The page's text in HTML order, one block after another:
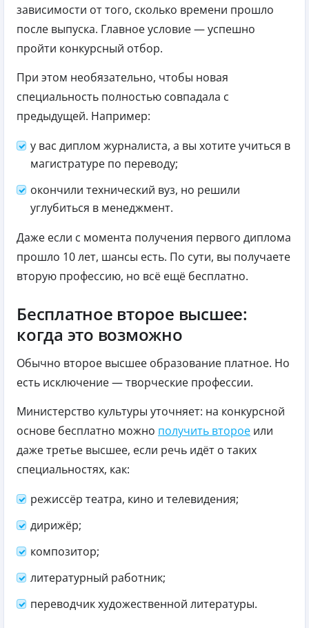
зависимости от того, сколько времени прошло
после выпуска. Главное условие — успешно
пройти конкурсный отбор.
При этом необязательно, чтобы новая
специальность полностью совпадала с
предыдущей. Например:
у вас диплом журналиста, а вы хотите учиться в
магистратуре по переводу;
окончили технический вуз, но решили
углубиться в менеджмент.
Даже если с момента получения первого диплома
прошло 10 лет, шансы есть. По сути, вы получаете
вторую профессию, но всё ещё бесплатно.
Бесплатное второе высшее:
когда это возможно
Обычно второе высшее образование платное. Но
есть исключение — творческие профессии.
Министерство культуры уточняет: на конкурсной
основе бесплатно можно получить второе или
даже третье высшее, если речь идёт о таких
специальностях, как:
режиссёр театра, кино и телевидения;
дирижёр;
композитор;
литературный работник;
переводчик художественной литературы.